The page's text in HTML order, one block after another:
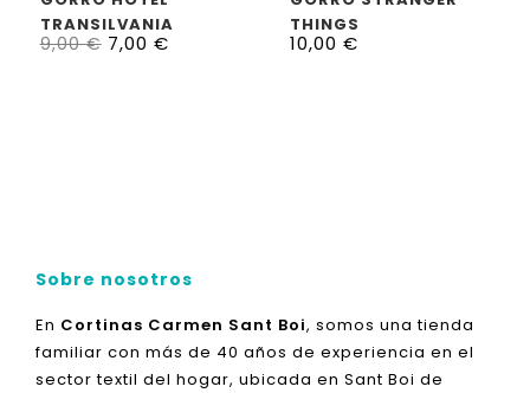
TRANSILVANIA
9,00€ 7,00 €
THINGS
10,00€
Sobre nosotros
En Cortinas Carmen Sant Boi, somos una tienda
familiar con más de 40 años de experiencia en el
sector textil del hogar, ubicada en Sant Boi de